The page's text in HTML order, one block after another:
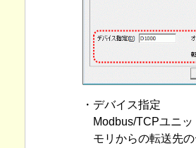
・デバイス指定
Modbus/TCPユニ
モリからの転送先